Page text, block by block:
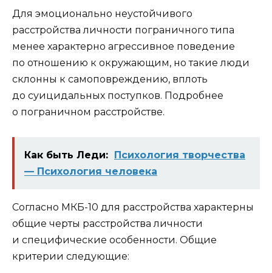
Для эмоционально неустойчивого
расстройства личности пограничного типа
менее характерно агрессивное поведение
по отношению к окружающим, но такие люди
склонны к самоповреждению, вплоть
до суицидальных поступков. Подробнее
о пограничном расстройстве.
Как быть Леди: Психология творчества
— Психология человека
Согласно МКБ-10 для расстройства характерны
общие черты расстройства личности
и специфические особенности. Общие
критерии следующие: